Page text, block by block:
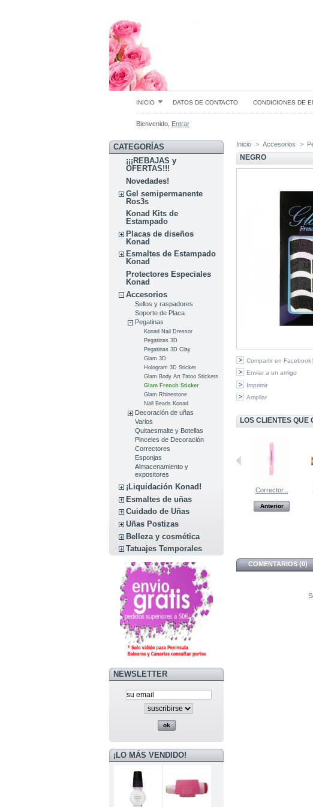
INICIO DATOS DE CONTACTO CONDICIONES DE
Bienvenido, Entrar
CATEGORÍAS
¡¡¡REBAJAS y
OFERTAS!!!
Novedades!
Gel semipermanente
Ros3s
Konad Kits de
Estampado
Placas de diseños
Konad
Esmaltes de Estampado
Konad
Protectores Especiales
Konad
Accesorios
Sellos y raspadores
Soporte de Placa
Pegatinas
Konad Nail Dressor
Pegatinas 3D
Pegatinas 3D Clay
Glam 3D
Hologram 3D Sticker
Glam Body Art Tatoo Stickers
Glam French Sticker
Glam Rhinestone
Nail Beads Konad
Decoración de uñas
Varios
Quitaesmalte y Botellas
Pinceles de Decoración
Correctores
Esponjas
Almacenamiento y
expositores
¡Liquidación Konad!
Esmaltes de uñas
Cuidado de Uñas
Uñas Postizas
Belleza y cosmética
Tatuajes Temporales
NEWSLETTER
¡LO MÁS VENDIDO!
Inicio > Accesorios >
NEGRO
Compartir en Facebook!
Enviar a un amigo
Imprimir
Ampliar
LOS CLIENTES QUE
Glam sticker... Raspador... Corrector...
Anterior
COMENTARIOS (0)